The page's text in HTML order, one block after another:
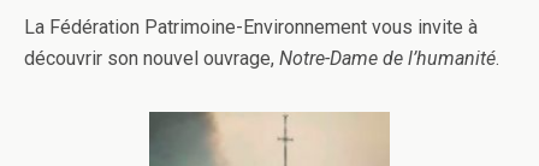
La Fédération Patrimoine-Environnement vous invite à
découvrir son nouvel ouvrage, Notre-Dame de l’humanité.